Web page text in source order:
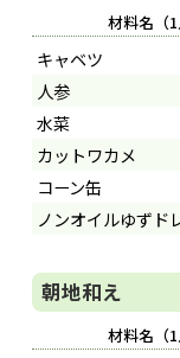
材料名（1
キャベツ
人参
水菜
カットワカメ
コーン缶
ノンオイルゆずド
朝地和え
材料名（1